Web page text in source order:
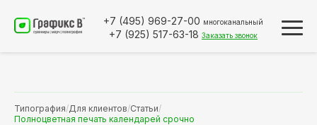
+7 (495) 969-27-00 многоканальный
+7 (925) 517-63-18 Заказать звонок
Типография/Для клиентов/Статьи/
Полноцветная печать календарей срочно